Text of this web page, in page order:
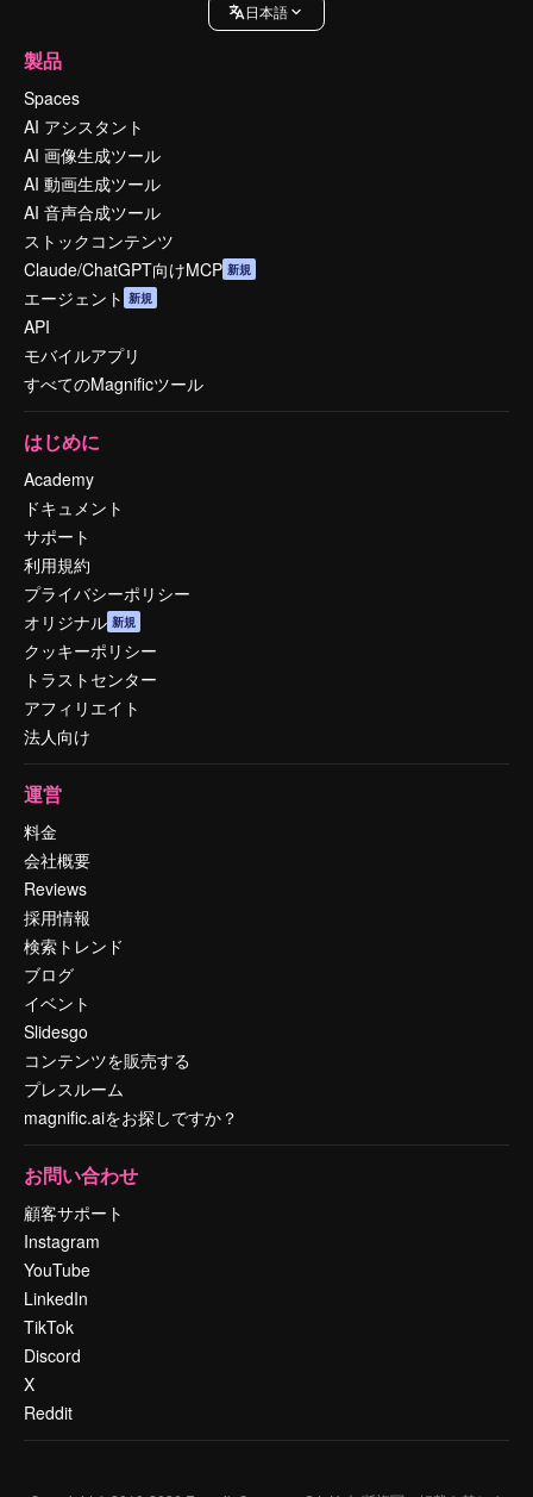
日本語
製品
Spaces
AI アシスタント
AI 画像生成ツール
AI 動画生成ツール
AI 音声合成ツール
ストックコンテンツ
Claude/ChatGPT向けMCP 新規
エージェント 新規
API
モバイルアプリ
すべてのMagnificツール
はじめに
Academy
ドキュメント
サポート
利用規約
プライバシーポリシー
オリジナル 新規
クッキーポリシー
トラストセンター
アフィリエイト
法人向け
運営
料金
会社概要
Reviews
採用情報
検索トレンド
ブログ
イベント
Slidesgo
コンテンツを販売する
プレスルーム
magnific.aiをお探しですか？
お問い合わせ
顧客サポート
Instagram
YouTube
LinkedIn
TikTok
Discord
X
Reddit